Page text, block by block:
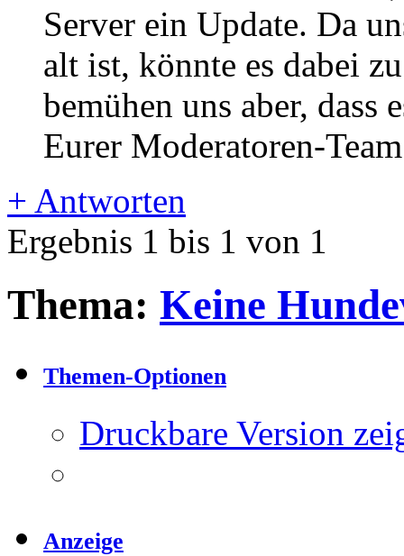
Server ein Update. Da
alt ist, könnte es dabei
bemühen uns aber, dass
Eurer Moderatoren-Team
+ Antworten
Ergebnis 1 bis 1 von 1
Thema: Keine
Themen-Optionen
Druckbare Version
Anzeige